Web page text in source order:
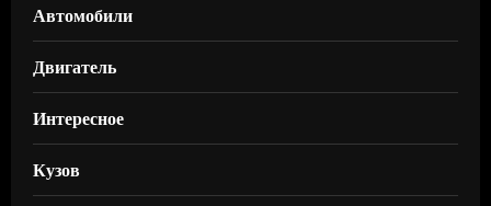
Автомобили
Двигатель
Интересное
Кузов